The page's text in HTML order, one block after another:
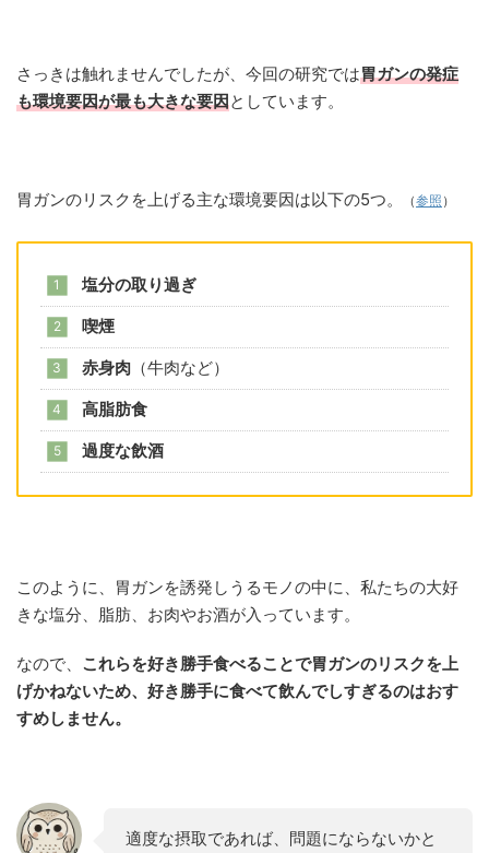
さっきは触れませんでしたが、今回の研究では胃ガンの発症
も環境要因が最も大きな要因としています。
胃ガンのリスクを上げる主な環境要因は以下の5つ。 （参照 ）
塩分の取り過ぎ
喫煙
赤身肉（牛肉など）
高脂肪食
過度な飲酒
このように、胃ガンを誘発しうるモノの中に、私たちの大好
きな塩分、脂肪、お肉やお酒が入っています。
なので、 これらを好き勝手食べることで胃ガンのリスクを上
げかねないため、好き勝手に食べて飲んでしすぎるのはおす
すめしません。
適度な摂取であれば、問題にならないかと